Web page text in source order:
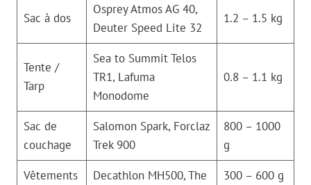
Sac à dos
Osprey Atmos AG 40,
Deuter Speed Lite 32
1.2 – 1.5 kg
Tente /
Tarp
Sea to Summit Telos
TR1, Lafuma
Monodome
0.8 – 1.1 kg
Sac de
couchage
Salomon Spark, Forclaz
Trek 900
800 – 1000
g
Vêtements
Decathlon MH500, The
300 – 600 g